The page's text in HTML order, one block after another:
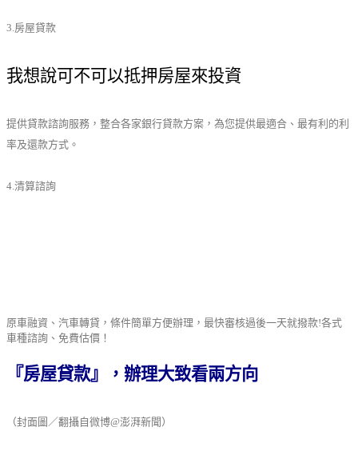
3.房屋貸款
我想說可不可以抵押房屋來投資
提供貸款諮詢服務，整合各家銀行貸款方案，為您提供最適合、最有利的利
率及還款方式。
4.清算諮詢
原車融資、汽車轉貸，條件簡單方便辦理，最快審核過後一天就撥款!各式
車種諮詢、免費估價！
『房屋貸款』，辦理大致看兩方向
（封面圖／翻攝自微博@澎湃新聞）